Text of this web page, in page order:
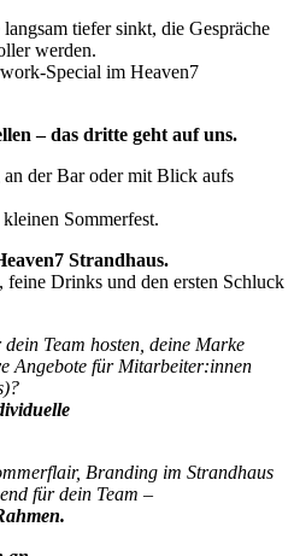
tiefer sinkt, die Gespräche
werden.
Special im Heaven7
– das dritte geht auf uns.
der Bar oder mit Blick aufs
Sommerfest.
Strandhaus.
feine Drinks und den ersten Schluck
Team hosten, deine Marke
Angebote für Mitarbeiter:innen
Branding im Strandhaus
für dein Team –